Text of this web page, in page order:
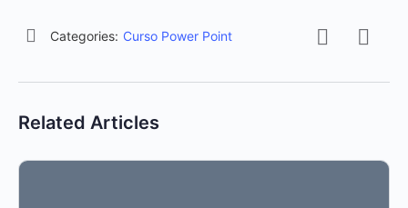
Categories: Curso Power Point
Related Articles